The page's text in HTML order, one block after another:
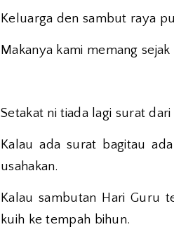
Keluarga den sambut raya
Makanya kami memang
Setakat ni tiada lagi surat
Kalau ada surat bagitau
usahakan.
Kalau sambutan Hari Guru
kuih ke tempah bihun.